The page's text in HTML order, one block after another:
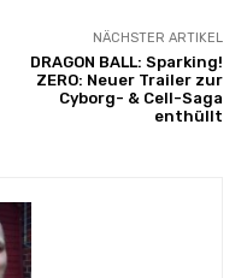
NÄCHSTER ARTIKEL
DRAGON BALL: Sparking!
ZERO: Neuer Trailer zur
Cyborg- & Cell-Saga
enthüllt